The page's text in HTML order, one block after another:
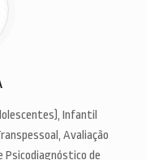
Infantil
Avaliação
Psicodiagnóstico de